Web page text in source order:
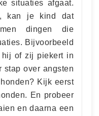
situaties afgaat.
kan je kind dat
dingen die
Bijvoorbeeld
of zij piekert in
stap over angsten
Kijk eerst
En probeer
en daarna een